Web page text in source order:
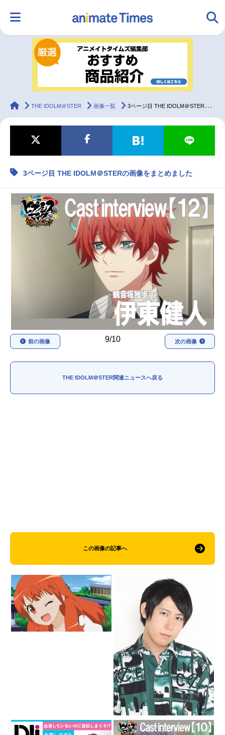
ランキング アニメ
ラジオ みんなの声
マンガ・ラノベ ゲーム・アプリ 音楽 コスプレ
トレンド 無料マンガ
最新記事一覧
アニメ記事一覧 声優記事一覧
実写化映画一覧
夏アニメ
冬アニメ
男性声優/女性声優一覧
animateTimes
THE IDOLM＠STER 画像一覧 3ページ目 THE IDOLM＠STERの画像をまとめました
3ページ目 THE IDOLM＠STERの画像をまとめました
9/10
前の画像 次の画像
THE IDOLM＠STER関連ニュースへ戻る
この画像の記事へ